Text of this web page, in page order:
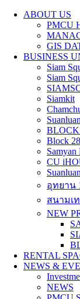
ABOUT US
PMCU
GIS
BUSINESS
Siam
Siam
Siamkit
BLOCK
Block
Samyan
CU
อุทยาน
สนามเ
NEW
RENTAL
NEWS &
NEWS